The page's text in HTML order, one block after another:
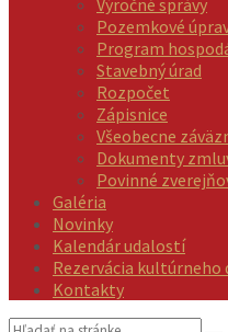
Výročné správy
Pozemkové
Program
Stavebný úrad
Rozpočet
Zápisnice
Všeobecne
Dokumenty
Povinné
Galéria
Novinky
Kalendár udalostí
Rezervácia kultúrneho
Kontakty
Vyhľadávanie: